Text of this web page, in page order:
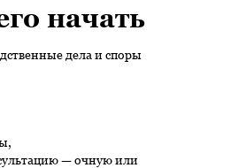
начать
дела и споры
— очную или